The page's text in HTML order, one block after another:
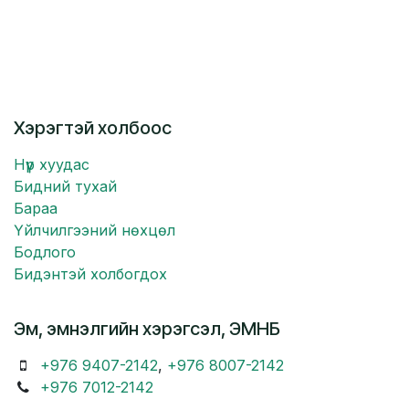
Хэрэгтэй холбоос
Нүүр хуудас
Бидний тухай
Бараа
Үйлчилгээний нөхцөл
Бодлого
Бидэнтэй холбогдох
Эм, эмнэлгийн хэрэгсэл, ЭМНБ
+976 9407-2142, +976 8007-2142
+976 7012-2142